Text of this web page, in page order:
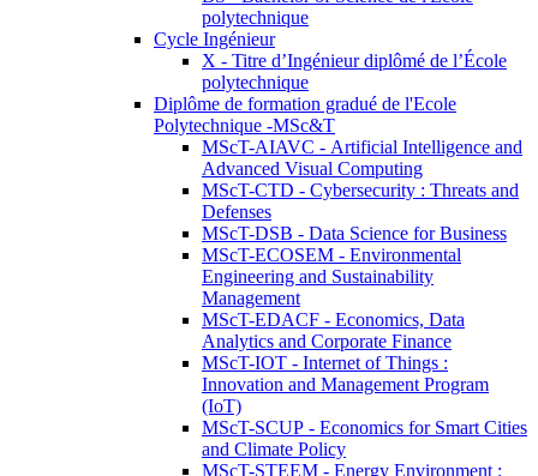
polytechnique
Cycle Ingénieur
X - Titre d’Ingénieur diplômé de l’École
polytechnique
Diplôme de formation gradué de l'Ecole
Polytechnique -MSc&T
MScT-AIAVC - Artificial Intelligence and
Advanced Visual Computing
MScT-CTD - Cybersecurity : Threats and
Defenses
MScT-DSB - Data Science for Business
MScT-ECOSEM - Environmental
Engineering and Sustainability
Management
MScT-EDACF - Economics, Data
Analytics and Corporate Finance
MScT-IOT - Internet of Things :
Innovation and Management Program
(IoT)
MScT-SCUP - Economics for Smart Cities
and Climate Policy
MScT-STEEM - Energy Environment :